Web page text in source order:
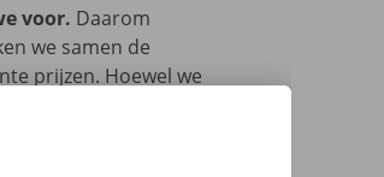
voor. Daarom
we samen de
prijzen. Hoewel we
je klaar: in heel